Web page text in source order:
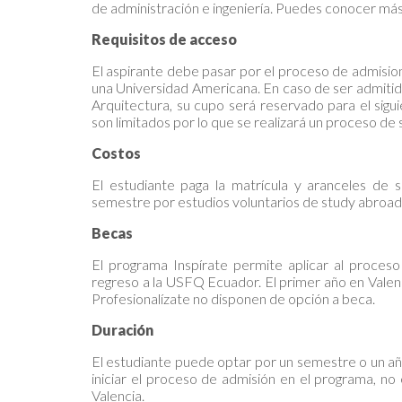
de administración e ingeniería. Puedes conocer
Requisitos de acceso
El aspirante debe pasar por el proceso de
una Universidad Americana. En caso de ser
Arquitectura, su cupo será reservado para el
son limitados por lo que se realizará un proceso de
Costos
El estudiante paga la matrícula y aranceles
semestre por estudios voluntarios de study
Becas
El programa Inspírate permite aplicar al
regreso a la USFQ Ecuador. El primer año en
Profesionalízate no disponen de opción a beca.
Duración
El estudiante puede optar por un semestre o un
iniciar el proceso de admisión en el programa,
Valencia.